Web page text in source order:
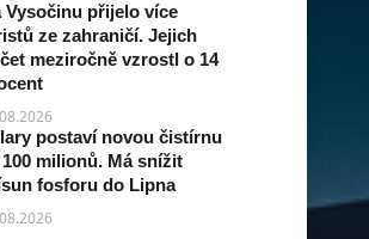
Vysočinu přijelo více
ze zahraničí. Jejich
meziročně vzrostl o 14
postaví novou čistírnu
milionů. Má snížit
fosforu do Lipna